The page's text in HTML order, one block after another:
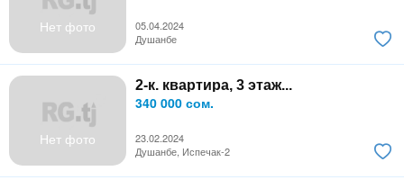
Нет фото
05.04.2024
Душанбе
Нет фото
2-к. квартира, 3 этаж...
340 000 сом.
23.02.2024
Душанбе, Испечак-2